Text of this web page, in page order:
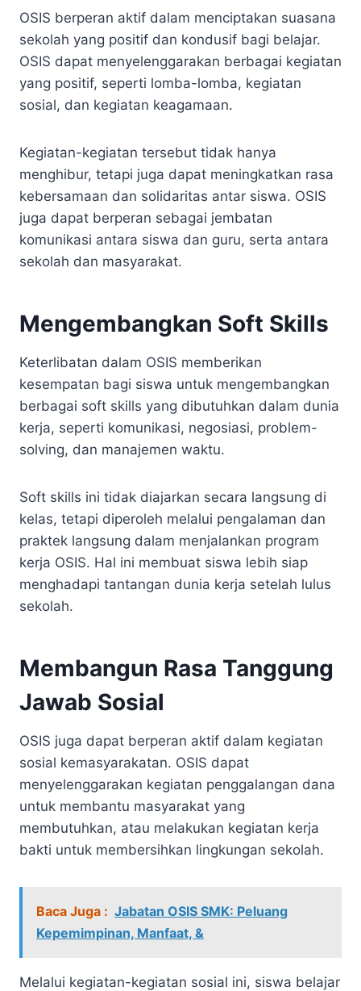
OSIS berperan aktif dalam menciptakan suasana
sekolah yang positif dan kondusif bagi belajar.
OSIS dapat menyelenggarakan berbagai kegiatan
yang positif, seperti lomba-lomba, kegiatan
sosial, dan kegiatan keagamaan.
Kegiatan-kegiatan tersebut tidak hanya
menghibur, tetapi juga dapat meningkatkan rasa
kebersamaan dan solidaritas antar siswa. OSIS
juga dapat berperan sebagai jembatan
komunikasi antara siswa dan guru, serta antara
sekolah dan masyarakat.
Mengembangkan Soft Skills
Keterlibatan dalam OSIS memberikan
kesempatan bagi siswa untuk mengembangkan
berbagai soft skills yang dibutuhkan dalam dunia
kerja, seperti komunikasi, negosiasi, problem-
solving, dan manajemen waktu.
Soft skills ini tidak diajarkan secara langsung di
kelas, tetapi diperoleh melalui pengalaman dan
praktek langsung dalam menjalankan program
kerja OSIS. Hal ini membuat siswa lebih siap
menghadapi tantangan dunia kerja setelah lulus
sekolah.
Membangun Rasa Tanggung
Jawab Sosial
OSIS juga dapat berperan aktif dalam kegiatan
sosial kemasyarakatan. OSIS dapat
menyelenggarakan kegiatan penggalangan dana
untuk membantu masyarakat yang
membutuhkan, atau melakukan kegiatan kerja
bakti untuk membersihkan lingkungan sekolah.
Baca Juga : Jabatan OSIS SMK: Peluang
Kepemimpinan, Manfaat, &
Melalui kegiatan-kegiatan sosial ini, siswa belajar